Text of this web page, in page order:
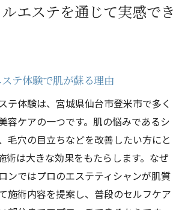
エステを通じて実感でき
テ体験で肌が蘇る理由
テ体験は、宮城県仙台市登米市で多く
容ケアの一つです。肌の悩みであるシ
毛穴の目立ちなどを改善したい方にと
術は大きな効果をもたらします。なぜ
ンではプロのエステティシャンが肌質
施術内容を提案し、普段のセルフケア